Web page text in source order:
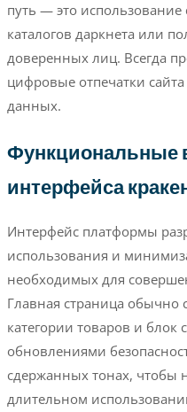
путь — это
каталогов даркнета или
доверенных лиц. Всегда
цифровые отпечатки
данных.
Функциональные
интерфейса
Интерфейс платформы
использования и
необходимых для
Главная страница обычно
категории товаров и
обновлениями
сдержанных тонах, чтобы
длительном